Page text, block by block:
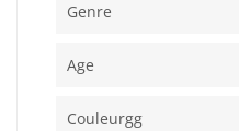
Genre
Age
Couleurgg